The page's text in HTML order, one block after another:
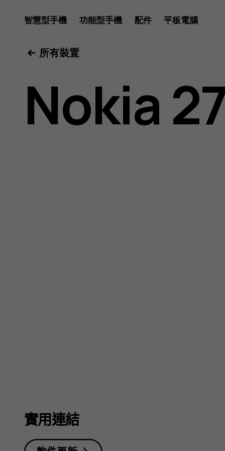
Nokia
2720
用
智慧型手機 功能型手機 配件 平板電腦
所有裝置
Nokia
實用連結